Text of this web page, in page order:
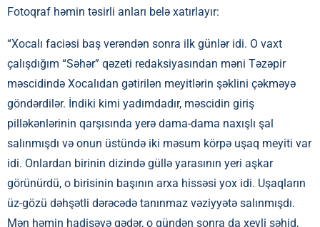
Fotoqraf həmin təsirli anları belə xatırlayır:
“Xocalı faciəsi baş verəndən sonra ilk günlər idi. O vaxt
çalışdığım “Səhər” qəzeti redaksiyasından məni Təzəpir
məscidində Xocalıdan gətirilən meyitlərin şəklini çəkməyə
göndərdilər. İndiki kimi yadımdadır, məscidin giriş
pilləkənlərinin qarşısında yerə dama-dama naxışlı şal
salınmışdı və onun üstündə iki məsum körpə uşaq meyiti var
idi. Onlardan birinin dizində güllə yarasının yeri aşkar
görünürdü, o birisinin başının arxa hissəsi yox idi. Uşaqların
üz-gözü dəhşətli dərəcədə tanınmaz vəziyyətə salınmışdı.
Mən həmin hadisəyə qədər, o gündən sonra da xeyli şəhid,